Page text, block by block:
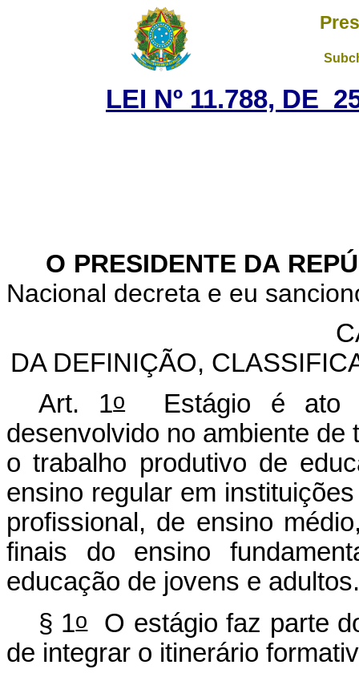
LEI Nº 11.788, DE
O PRESIDENTE DA
Nacional decreta e eu
DA DEFINIÇÃO,
Art. 1oEstágio é ato
desenvolvido no ambiente
o trabalho produtivo de
ensino regular em
profissional, de ensino
finais do ensino
educação de jovens e
§ 1oO estágio faz parte
de integrar o itinerário